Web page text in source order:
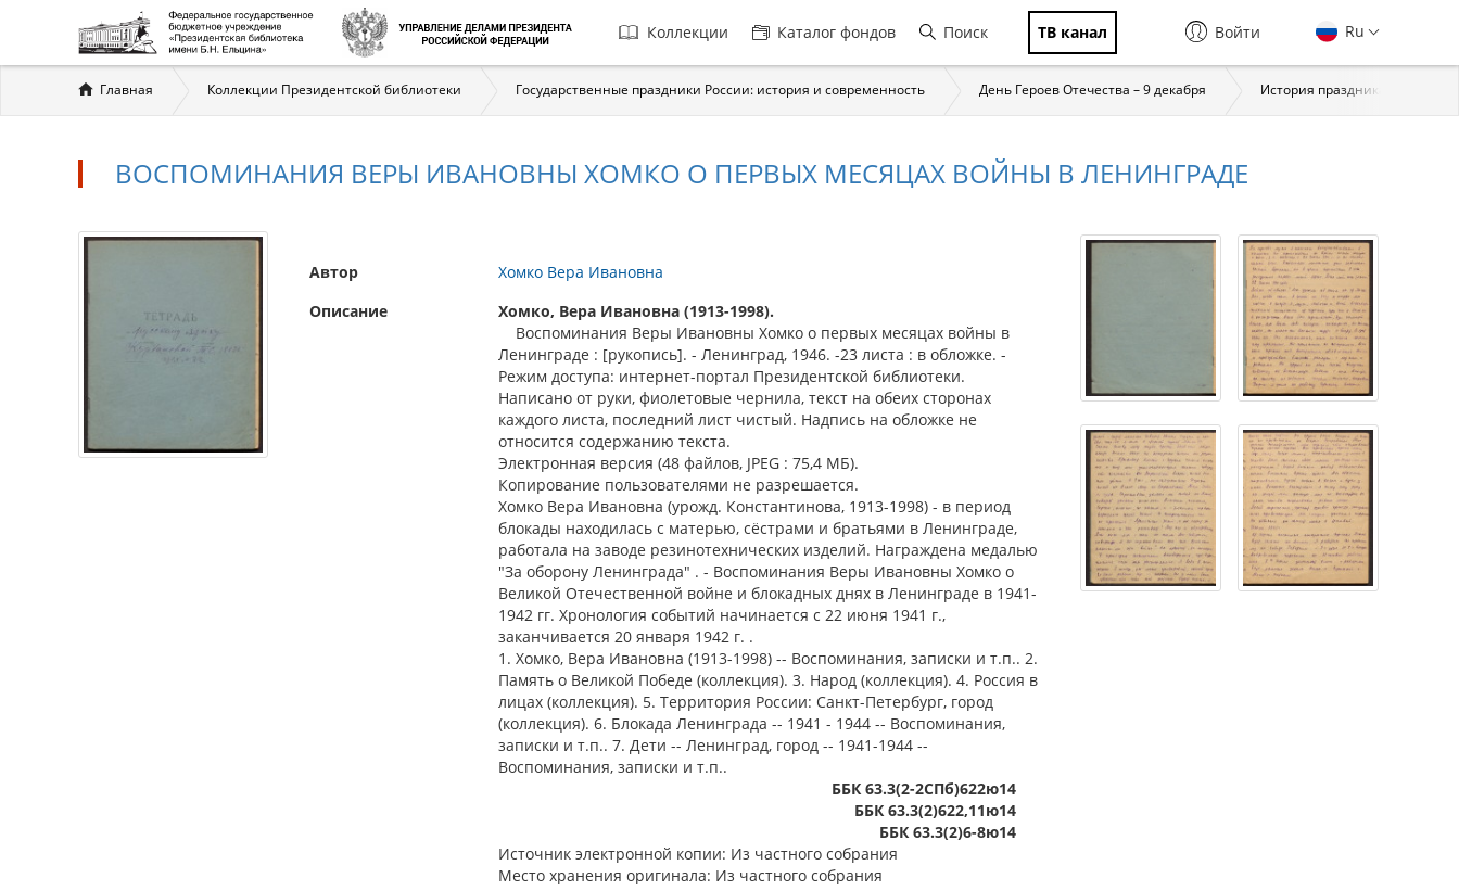
Главная
навигация
Коллекции Каталог фондов Поиск ТВ канал Ru
Войти
Вы
здесь
Главная Коллекции Президентской библиотеки Государственные праздники России: история и современность День Героев Отечества – 9 декабря История праздника
ВОСПОМИНАНИЯ ВЕРЫ ИВАНОВНЫ ХОМКО О ПЕРВЫХ МЕСЯЦАХ ВОЙНЫ В ЛЕНИНГРАДЕ
Автор
Хомко Вера Ивановна
Описание
Хомко, Вера Ивановна (1913-1998).
Воспоминания Веры Ивановны Хомко о первых месяцах войны в
Ленинграде : [рукопись]. - Ленинград, 1946. -23 листа : в обложке. -
Режим доступа: интернет-портал Президентской библиотеки.
Написано от руки, фиолетовые чернила, текст на обеих сторонах
каждого листа, последний лист чистый. Надпись на обложке не
относится содержанию текста.
Электронная версия (48 файлов, JPEG : 75,4 МБ).
Копирование пользователями не разрешается.
Хомко Вера Ивановна (урожд. Константинова, 1913-1998) - в период
блокады находилась с матерью, сёстрами и братьями в Ленинграде,
работала на заводе резинотехнических изделий. Награждена медалью
"За оборону Ленинграда" . - Воспоминания Веры Ивановны Хомко о
Великой Отечественной войне и блокадных днях в Ленинграде в 1941-
1942 гг. Хронология событий начинается с 22 июня 1941 г.,
заканчивается 20 января 1942 г. .
1. Хомко, Вера Ивановна (1913-1998) -- Воспоминания, записки и т.п.. 2.
Память о Великой Победе (коллекция). 3. Народ (коллекция). 4. Россия в
лицах (коллекция). 5. Территория России: Санкт-Петербург, город
(коллекция). 6. Блокада Ленинграда -- 1941 - 1944 -- Воспоминания,
записки и т.п.. 7. Дети -- Ленинград, город -- 1941-1944 --
Воспоминания, записки и т.п..
ББК 63.3(2-2СПб)622ю14
ББК 63.3(2)622,11ю14
ББК 63.3(2)6-8ю14
Источник электронной копии: Из частного собрания
Место хранения оригинала: Из частного собрания